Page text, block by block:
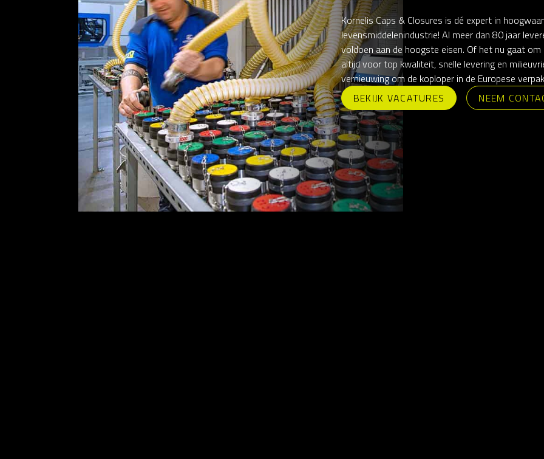
Kornelis Caps & Closures is dé expert in
levensmiddelenindustrie! Al meer dan 80 jaar
voldoen aan de hoogste eisen. Of het nu gaat
altijd voor top kwaliteit, snelle levering en
vernieuwing om de koploper in de Europese
BEKIJK VACATURES
NEEM